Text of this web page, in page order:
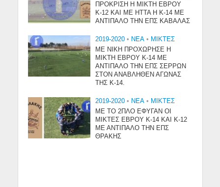
ΠΡΟΚΡΙΣΗ Η ΜΙΚΤΗ ΕΒΡΟΥ
Κ-12 ΚΑΙ ΜΕ ΗΤΤΑ Η Κ-14 ΜΕ
ΑΝΤΙΠΑΛΟ ΤΗΝ ΕΠΣ ΚΑΒΑΛΑΣ
2019-2020 • NEA • ΜΙΚΤΕΣ
ΜΕ ΝΙΚΗ ΠΡΟΧΩΡΗΣΕ Η
ΜΙΚΤΗ ΕΒΡΟΥ Κ-14 ΜΕ
ΑΝΤΙΠΑΛΟ ΤΗΝ ΕΠΣ ΣΕΡΡΩΝ
ΣΤΟΝ ΑΝΑΒΛΗΘΕΝ ΑΓΩΝΑΣ
ΤΗΣ Κ-14.
2019-2020 • NEA • ΜΙΚΤΕΣ
ΜΕ ΤΟ 2ΠΛΟ ΕΦΥΓΑΝ ΟΙ
ΜΙΚΤΕΣ ΕΒΡΟΥ Κ-14 ΚΑΙ Κ-12
ΜΕ ΑΝΤΙΠΑΛΟ ΤΗΝ ΕΠΣ
ΘΡΑΚΗΣ